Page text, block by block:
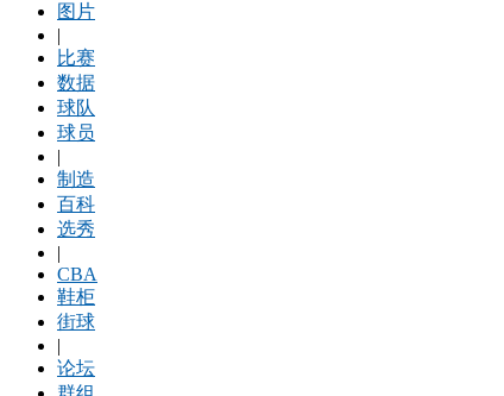
图片
|
比赛
数据
球队
球员
|
制造
百科
选秀
|
CBA
鞋柜
街球
|
论坛